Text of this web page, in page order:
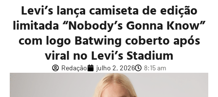
Levi’s lança camiseta de edição
limitada “Nobody’s Gonna Know”
com logo Batwing coberto após
viral no Levi’s Stadium
Redação julho 2, 2026 8:15 am